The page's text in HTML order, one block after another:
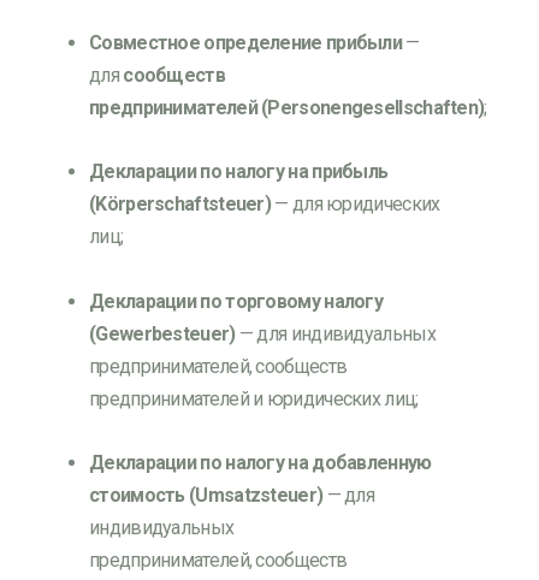
Совместное определение прибыли—
для сообществ
предпринимателей(Personengesellschaften);
Декларации по налогу на прибыль
(Körperschaftsteuer)— для юридических
лиц;
Декларации по торговому налогу
(Gewerbesteuer)— для индивидуальных
предпринимателей, сообществ
предпринимателей и юридических лиц;
Декларации по налогу на добавленную
стоимость (Umsatzsteuer)—для
индивидуальных
предпринимателей,сообществ